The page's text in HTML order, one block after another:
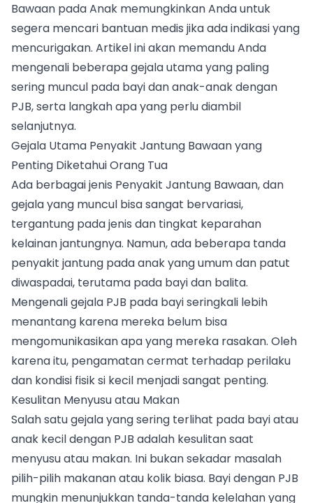
Bawaan pada Anak memungkinkan Anda untuk
segera mencari bantuan medis jika ada indikasi yang
mencurigakan. Artikel ini akan memandu Anda
mengenali beberapa gejala utama yang paling
sering muncul pada bayi dan anak-anak dengan
PJB, serta langkah apa yang perlu diambil
selanjutnya.
Gejala Utama Penyakit Jantung Bawaan yang
Penting Diketahui Orang Tua
Ada berbagai jenis Penyakit Jantung Bawaan, dan
gejala yang muncul bisa sangat bervariasi,
tergantung pada jenis dan tingkat keparahan
kelainan jantungnya. Namun, ada beberapa tanda
penyakit jantung pada anak yang umum dan patut
diwaspadai, terutama pada bayi dan balita.
Mengenali gejala PJB pada bayi seringkali lebih
menantang karena mereka belum bisa
mengomunikasikan apa yang mereka rasakan. Oleh
karena itu, pengamatan cermat terhadap perilaku
dan kondisi fisik si kecil menjadi sangat penting.
Kesulitan Menyusu atau Makan
Salah satu gejala yang sering terlihat pada bayi atau
anak kecil dengan PJB adalah kesulitan saat
menyusu atau makan. Ini bukan sekadar masalah
pilih-pilih makanan atau kolik biasa. Bayi dengan PJB
mungkin menunjukkan tanda-tanda kelelahan yang